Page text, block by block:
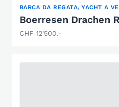
BARCA DA REGATA, YACHT A
Boerresen Drachen
CHF 12'500.-